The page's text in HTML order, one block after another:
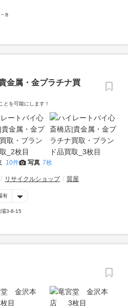
８
金属・金プラチナ買
とを可能にします！
10件 写真 7枚
リサイクルショップ 質屋
有
3-8-15